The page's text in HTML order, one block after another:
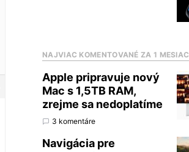
NAJVIAC KOMENTOVANÉ ZA 1 MESIAC
Apple pripravuje nový
Mac s 1,5TB RAM,
zrejme sa nedoplatíme
3 komentáre
Navigácia pre